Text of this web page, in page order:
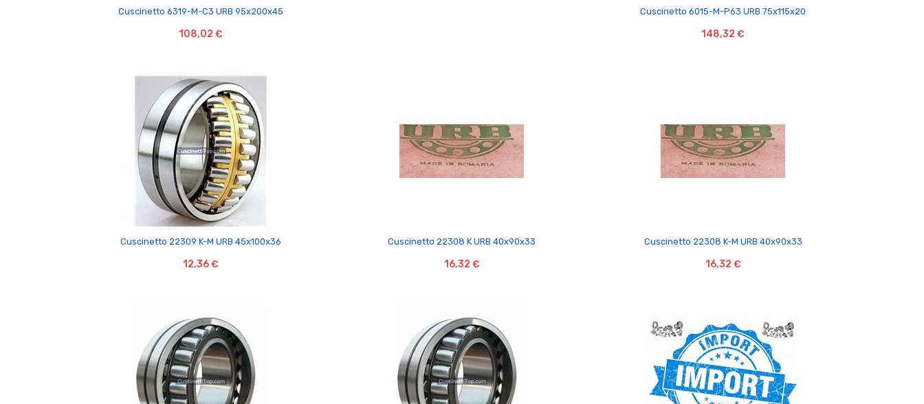

Cuscinetto 6319-M-C3 URB 95x200x45
108,02 €

Cuscinetto 6015-M-P63 URB 75x115x20
148,32 €

Cuscinetto 22309 K-M URB 45x100x36
12,36 €

Cuscinetto 22308 K URB 40x90x33
16,32 €

Cuscinetto 22308 K-M URB 40x90x33
16,32 €